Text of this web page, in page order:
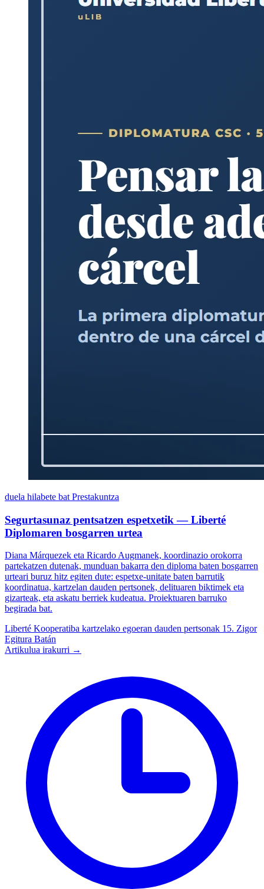
duela hilabete bat Prestakuntza
Segurtasunaz pentsatzen espetxetik — Liberté
Diplomaren bosgarren urtea
Diana Márquezek eta Ricardo Augmanek, koordinazio orokorra
partekatzen dutenak, munduan bakarra den diploma baten bosgarren
urteari buruz hitz egiten dute: espetxe-unitate baten barrutik
koordinatua, kartzelan dauden pertsonek, delituaren biktimek eta
gizarteak, eta askatu berriek kudeatua. Proiektuaren barruko
begirada bat.
Liberté Kooperatiba kartzelako egoeran dauden pertsonak 15. Zigor
Egitura Batán
Artikulua irakurri →